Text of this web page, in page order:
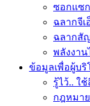
ซอกแซ
ฉลากจีเ
ฉลากสั
พลังงาน
ข้อมูลเพื่อผู้บริ
รู้ไว้.. ใ
กฎหมา